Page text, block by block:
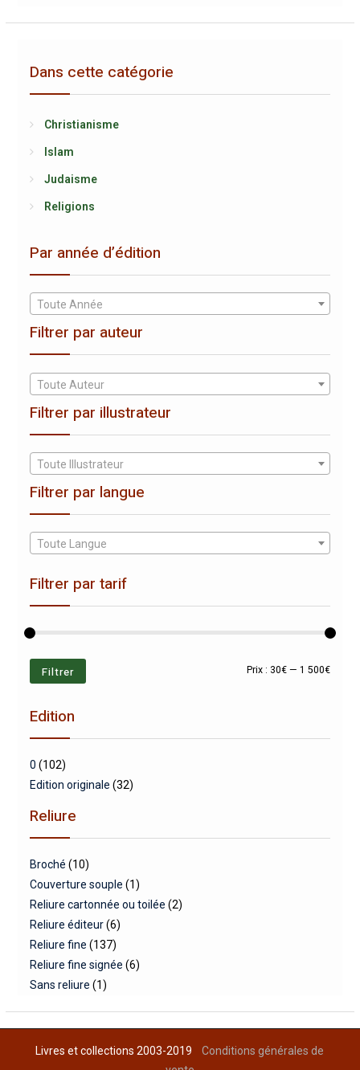
Dans cette catégorie
Christianisme
Islam
Judaisme
Religions
Par année d’édition
Toute Année
Filtrer par auteur
Toute Auteur
Filtrer par illustrateur
Toute Illustrateur
Filtrer par langue
Toute Langue
Filtrer par tarif
Prix
Prix
Filtrer Prix : 30€ —1 500€
Edition
0 (102)
Edition originale (32)
Reliure
Broché (10)
Couverture souple (1)
Reliure cartonnée ou toilée (2)
Reliure éditeur (6)
Reliure fine (137)
Reliure fine signée (6)
Sans reliure (1)
Livres et collections 2003-2019Conditions générales de